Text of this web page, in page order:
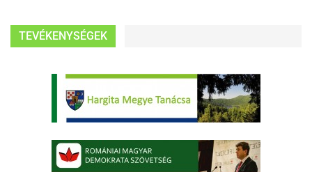
TEVÉKENYSÉGEK